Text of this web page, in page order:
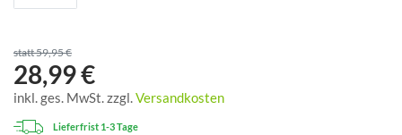
statt 59,95 €
28,99 €
inkl. ges. MwSt. zzgl.Versandkosten
Lieferfrist 1-3 Tage